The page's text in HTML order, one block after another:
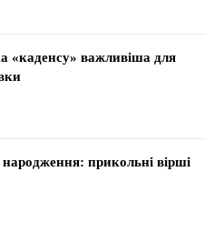
«каденсу» важливіша для
прикольні вірші